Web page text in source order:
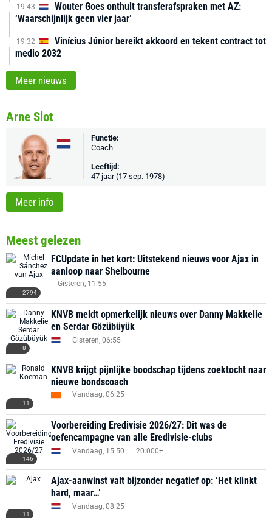
19:43
Wouter Goes onthult transferafspraken met AZ:
‘Waarschijnlijk geen vier jaar’
19:32
Vinícius Júnior bereikt akkoord en tekent contract tot
medio 2032
Meer nieuws
Arne Slot
Functie:
Coach
Leeftijd:
47 jaar (17 sep. 1978)
Meer info
Meest gelezen
2794
FCUpdate in het kort: Uitstekend nieuws voor Ajax in
aanloop naar Shelbourne
Gisteren, 11:55
8
KNVB meldt opmerkelijk nieuws over Danny Makkelie
en Serdar Gözübüyük
Gisteren, 06:55
11
KNVB krijgt pijnlijke boodschap tijdens zoektocht naar
nieuwe bondscoach
Vandaag, 06:25
146
Voorbereiding Eredivisie 2026/27: Dit was de
oefencampagne van alle Eredivisie-clubs
Vandaag, 15:50 20.000+
11
Ajax-aanwinst valt bijzonder negatief op: ‘Het klinkt
hard, maar…’
Vandaag, 08:25